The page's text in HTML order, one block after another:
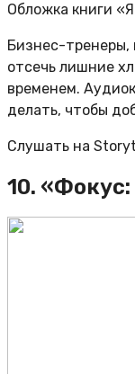
Обложка книги
Бизнес-тренеры,
отсечь лишние
временем.
делать, чтобы
Слушать на
10.